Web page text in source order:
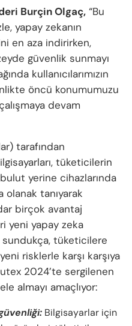
Burçin Olgaç, “Bu
yapay zekanın
en aza indirirken,
güvenlik sunmayı
kullanıcılarımızın
öncü konumumuzu
devam
tarafından
tüketicilerin
yerine cihazlarında
olanak tanıyarak
birçok avantaj
yeni yapay zeka
sundukça, tüketicilere
risklerle karşı karşıya
2024’te sergilenen
almayı amaçlıyor:
Bilgisayarlar için